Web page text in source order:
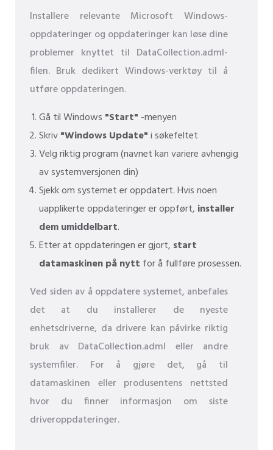
Installere relevante Microsoft Windows-
oppdateringer og oppdateringer kan løse dine
problemer knyttet til DataCollection.adml-
filen. Bruk dedikert Windows-verktøy til å
utføre oppdateringen.
Gå til Windows "Start" -menyen
Skriv"Windows Update"i søkefeltet
Velg riktig program (navnet kan variere avhengig
av systemversjonen din)
Sjekk om systemet er oppdatert. Hvis noen
uapplikerte oppdateringer er oppført, installer
dem umiddelbart.
Etter at oppdateringen er gjort, start
datamaskinen på nytt for å fullføre prosessen.
Ved siden av å oppdatere systemet, anbefales
det at du installerer de nyeste
enhetsdriverne, da drivere kan påvirke riktig
bruk av DataCollection.adml eller andre
systemfiler. For å gjøre det, gå til
datamaskinen eller produsentens nettsted
hvor du finner informasjon om siste
driveroppdateringer.